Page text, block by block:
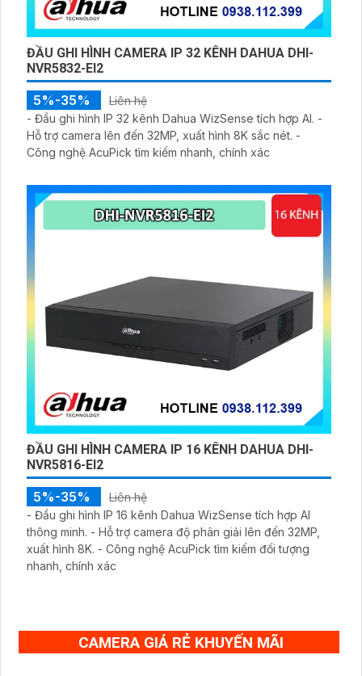
ĐẦU GHI HÌNH CAMERA IP 32 KÊNH DAHUA DHI-
NVR5832-EI2
5%-35%
Liên hệ
- Đầu ghi hình IP 32 kênh Dahua WizSense tích hợp AI. -
Hỗ trợ camera lên đến 32MP, xuất hình 8K sắc nét. -
Công nghệ AcuPick tìm kiếm nhanh, chính xác
ĐẦU GHI HÌNH CAMERA IP 16 KÊNH DAHUA DHI-
NVR5816-EI2
5%-35%
Liên hệ
- Đầu ghi hình IP 16 kênh Dahua WizSense tích hợp AI
thông minh. - Hỗ trợ camera độ phân giải lên đến 32MP,
xuất hình 8K. - Công nghệ AcuPick tìm kiếm đối tượng
nhanh, chính xác
CAMERA GIÁ RẺ KHUYẾN MÃI